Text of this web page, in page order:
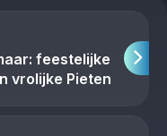
feestelijke
vrolijke Pieten